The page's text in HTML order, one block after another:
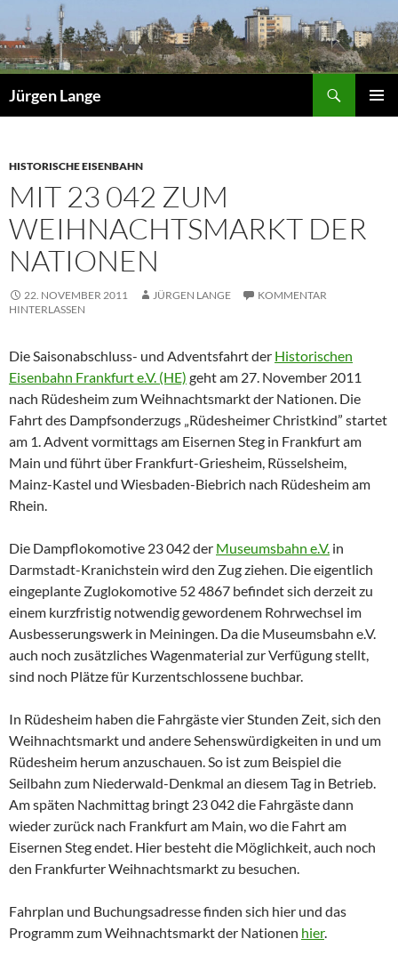
Inhalt
springen
Jürgen Lange
HISTORISCHE EISENBAHN
MIT 23 042 ZUM
WEIHNACHTSMARKT DER
NATIONEN
22. NOVEMBER 2011 JÜRGEN LANGE
KOMMENTAR
HINTERLASSEN
Die Saisonabschluss- und Adventsfahrt der Historischen
Eisenbahn Frankfurt e.V. (HE) geht am 27. November 2011
nach Rüdesheim zum Weihnachtsmarkt der Nationen. Die
Fahrt des Dampfsonderzugs „Rüdesheimer Christkind” startet
am 1. Advent vormittags am Eisernen Steg in Frankfurt am
Main und führt über Frankfurt-Griesheim, Rüsselsheim,
Mainz-Kastel und Wiesbaden-Biebrich nach Rüdesheim am
Rhein.
Die Dampflokomotive 23 042 der Museumsbahn e.V. in
Darmstadt-Kranichstein wird den Zug ziehen. Die eigentlich
eingeplante Zuglokomotive 52 4867 befindet sich derzeit zu
einem kurzfristig notwendig gewordenem Rohrwechsel im
Ausbesserungswerk in Meiningen. Da die Museumsbahn e.V.
auch noch zusätzliches Wagenmaterial zur Verfügung stellt,
sind noch Plätze für Kurzentschlossene buchbar.
In Rüdesheim haben die Fahrgäste vier Stunden Zeit, sich den
Weihnachtsmarkt und andere Sehenswürdigkeiten in und um
Rüdesheim herum anzuschauen. So ist zum Beispiel die
Seilbahn zum Niederwald-Denkmal an diesem Tag in Betrieb.
Am späten Nachmittag bringt 23 042 die Fahrgäste dann
wieder zurück nach Frankfurt am Main, wo die Fahrt am
Eisernen Steg endet. Hier besteht die Möglichkeit, auch noch
den Frankfurter Weihnachtsmarkt zu besuchen.
Fahrplan und Buchungsadresse finden sich hier und das
Programm zum Weihnachtsmarkt der Nationen hier.